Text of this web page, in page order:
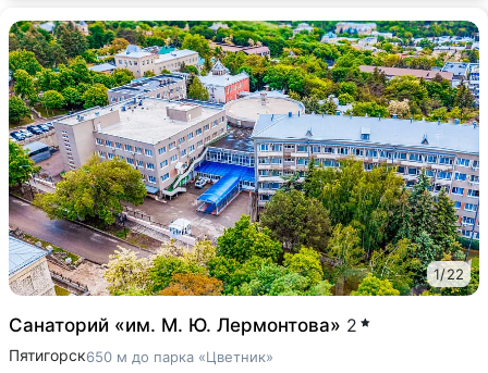
1/22
Санаторий «им. М. Ю. Лермонтова» 2
Пятигорск650 м до парка «Цветник»